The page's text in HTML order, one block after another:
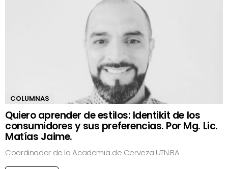
COLUMNAS
Quiero aprender de estilos: Identikit de los
consumidores y sus preferencias. Por Mg. Lic.
Matías Jaime.
Coordinador de la Academia de Cerveza UTN.BA